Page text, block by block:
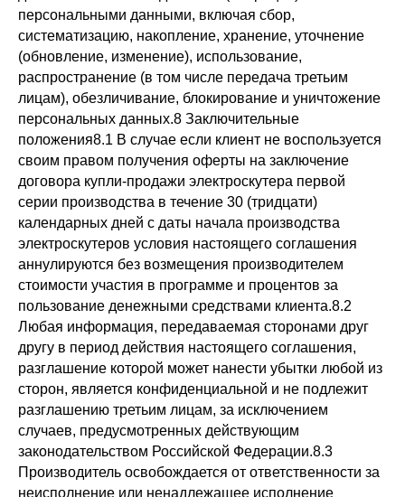
Нижний Новгород - мой родной город в
котором всегда можно договориться о
личной встречи, если вы из другого
города встреча возможна в любом
удобном мессенджере.
Все права защищены.
Информация размещенная на сайте,
Политика конфиденциальности